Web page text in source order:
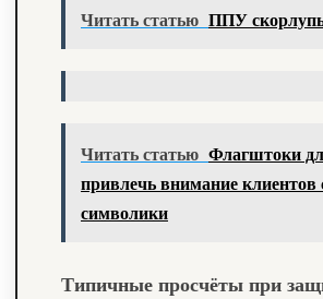
Читать статью ППУ
Читать статью Флагштоки
привлечь внимание
символики
Типичные просчёты при